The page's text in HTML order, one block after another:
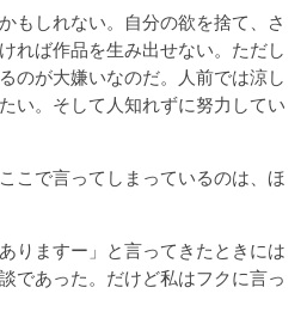
もしれない。自分の欲を捨て、さ
れば作品を生み出せない。ただし
のが大嫌いなのだ。人前では涼し
い。そして人知れずに努力してい
こで言ってしまっているのは、ほ
りますー」と言ってきたときには
であった。だけど私はフクに言っ